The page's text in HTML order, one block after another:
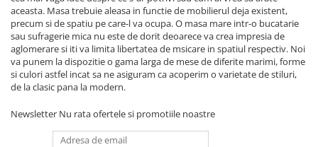
aceasta. Masa trebuie aleasa in functie de mobilierul deja existent,
precum si de spatiu pe care-l va ocupa. O masa mare intr-o bucatarie
sau sufragerie mica nu este de dorit deoarece va crea impresia de
aglomerare si iti va limita libertatea de msicare in spatiul respectiv. Noi
va punem la dispozitie o gama larga de mese de diferite marimi, forme
si culori astfel incat sa ne asiguram ca acoperim o varietate de stiluri,
de la clasic pana la modern.
Newsletter Nu rata ofertele si promotiile noastre